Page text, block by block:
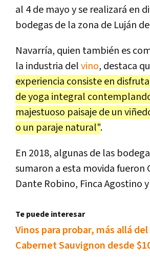
al 4 de mayo y se realizará en
bodegas de la zona de Luján
Navarría, quien también es
la industria delvino, destaca
experiencia consiste en
de yoga integral
majestuoso paisaje de un
o un paraje natural".
En 2018, algunas de las
sumaron a esta movida fueron
Dante Robino, Finca Agostino
Te puede interesar
Vinos para probar, más allá
Cabernet Sauvignon desde